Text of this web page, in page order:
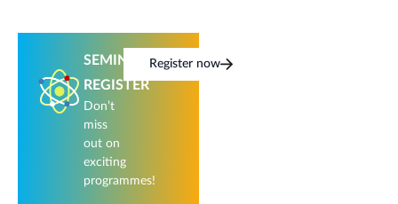
SEMINAR
REGISTER
Don’t
miss
out on
exciting
programmes!
Register now